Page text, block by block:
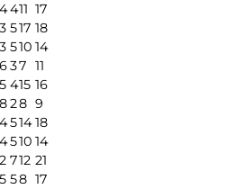
4411 17
3 517 18
3 510 14
637 11
5 415 16
828 9
451418
4510 14
2 712 21
5 58 17